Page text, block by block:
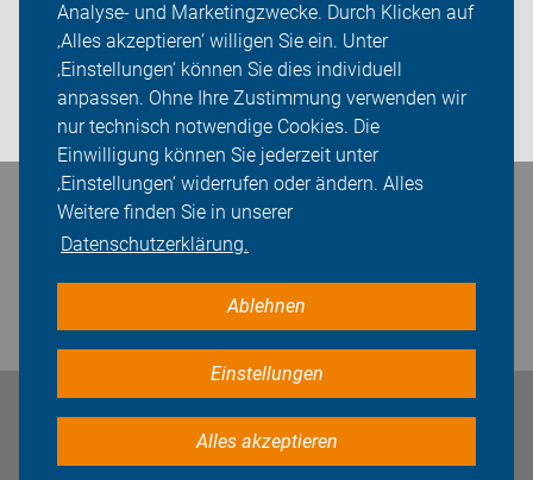
Analyse- und Marketingzwecke. Durch Klicken auf
‚Alles akzeptieren‘ willigen Sie ein. Unter
‚Einstellungen‘ können Sie dies individuell
anpassen. Ohne Ihre Zustimmung verwenden wir
nur technisch notwendige Cookies. Die
Einwilligung können Sie jederzeit unter
‚Einstellungen‘ widerrufen oder ändern. Alles
Weitere finden Sie in unserer
Datenschutzerklärung.
Ablehnen
Einstellungen
Alles akzeptieren
Sei dabei
Presse
Login
Bleiben Sie in Kontakt